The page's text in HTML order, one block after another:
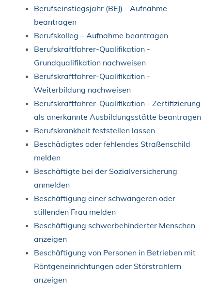
Berufseinstiegsjahr (BEJ) - Aufnahme
beantragen
Berufskolleg – Aufnahme beantragen
Berufskraftfahrer-Qualifikation -
Grundqualifikation nachweisen
Berufskraftfahrer-Qualifikation -
Weiterbildung nachweisen
Berufskraftfahrer-Qualifikation - Zertifizierung
als anerkannte Ausbildungsstätte beantragen
Berufskrankheit feststellen lassen
Beschädigtes oder fehlendes Straßenschild
melden
Beschäftigte bei der Sozialversicherung
anmelden
Beschäftigung einer schwangeren oder
stillenden Frau melden
Beschäftigung schwerbehinderter Menschen
anzeigen
Beschäftigung von Personen in Betrieben mit
Röntgeneinrichtungen oder Störstrahlern
anzeigen